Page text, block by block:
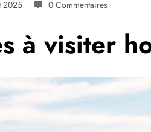
2025 0 Commentaires
à visiter